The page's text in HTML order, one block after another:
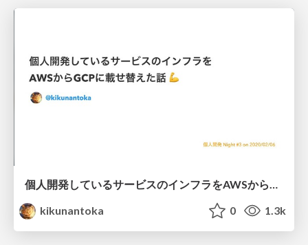
個人開発しているサービスのインフラをAWSからGCPに載せ替えた話 💪 / kojin_kaihatsu_night_3
kikunantoka
0 1.3k